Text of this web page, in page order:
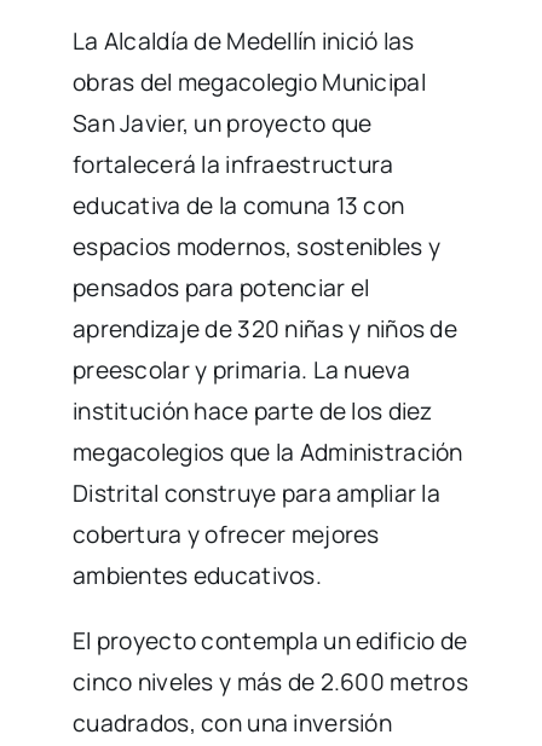
La Alcaldía de Medellín inició las
obras del megacolegio Municipal
San Javier, un proyecto que
fortalecerá la infraestructura
educativa de la comuna 13 con
espacios modernos, sostenibles y
pensados para potenciar el
aprendizaje de 320 niñas y niños de
preescolar y primaria. La nueva
institución hace parte de los diez
megacolegios que la Administración
Distrital construye para ampliar la
cobertura y ofrecer mejores
ambientes educativos.
El proyecto contempla un edificio de
cinco niveles y más de 2.600 metros
cuadrados, con una inversión